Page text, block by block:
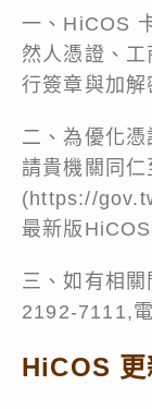
一、HiCOS
然人憑證、
行簽章與加解
二、為優化
請貴機關同仁
(https://
最新版
三、如有相
2192-7111,
HiCOS 更